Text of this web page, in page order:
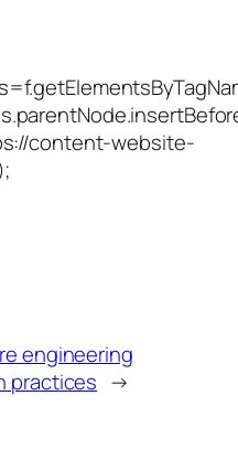
content-website-
engineering
practices →